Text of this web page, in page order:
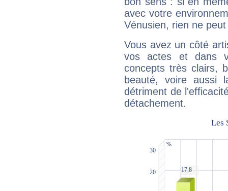
avec votre
Vénusien, rien ne
Vous avez un côté
vos actes et dans
concepts très clairs,
beauté, voire aussi
détriment de
détachement.